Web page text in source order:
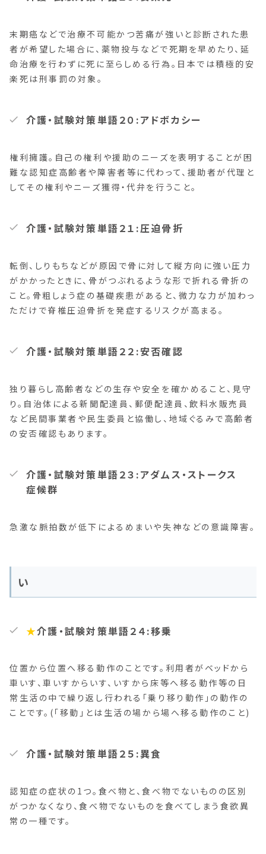
末期癌などで治療不可能かつ苦痛が強いと診断された患
者が希望した場合に、薬物投与などで死期を早めたり、延
命治療を行わずに死に至らしめる行為。日本では積極的安
楽死は刑事罰の対象。
介護・試験対策単語２０:アドボカシー
権利擁護。自己の権利や援助のニーズを表明することが困
難な認知症高齢者や障害者等に代わって、援助者が代理と
してその権利やニーズ獲得・代弁を行うこと。
介護・試験対策単語２１:圧迫骨折
転倒、しりもちなどが原因で骨に対して縦方向に強い圧力
がかかったときに、骨がつぶれるような形で折れる骨折の
こと。骨粗しょう症の基礎疾患があると、微力な力が加わっ
ただけで脊椎圧迫骨折を発症するリスクが高まる。
介護・試験対策単語２２:安否確認
独り暮らし高齢者などの生存や安全を確かめること、見守
り。自治体による新聞配達員、郵便配達員、飲料水販売員
など民間事業者や民生委員と協働し、地域ぐるみで高齢者
の安否確認もあります。
介護・試験対策単語２３:アダムス・ストークス
症候群
急激な脈拍数が低下によるめまいや失神などの意識障害。
い
★介護・試験対策単語２４:移乗
位置から位置へ移る動作のことです。利用者がベッドから
車いす、車いすからいす、いすから床等へ移る動作等の日
常生活の中で繰り返し行われる「乗り移り動作」の動作の
ことです。(「移動」とは生活の場から場へ移る動作のこと)
介護・試験対策単語２５:異食
認知症の症状の1つ。食べ物と、食べ物でないものの区別
がつかなくなり、食べ物でないものを食べてしまう食欲異
常の一種です。